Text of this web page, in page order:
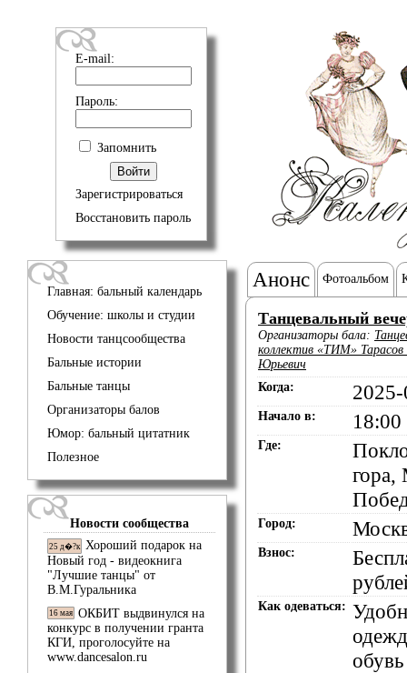
E-mail:
Пароль:
Запомнить
Зарегистрироваться
Восстановить пароль
Главная: бальный календарь
Обучение: школы и студии
Новости танцсообщества
Бальные истории
Бальные танцы
Организаторы балов
Юмор: бальный цитатник
Полезное
Новости сообщества
25 д�?к Хороший подарок на
Новый год - видеокнига
"Лучшие танцы" от
В.М.Гуральника
16 мая ОКБИТ выдвинулся на
конкурс в получении гранта
КГИ, проголосуйте на
www.dancesalon.ru
Анонс Фотоальбом
Танцевальный
Организаторы бала:
коллектив «ТИМ» Тарасов
Юрьевич
Когда:
Начало в: 18:00
Где:
гора,
Город:
Взнос:
Как одеваться:
обувь